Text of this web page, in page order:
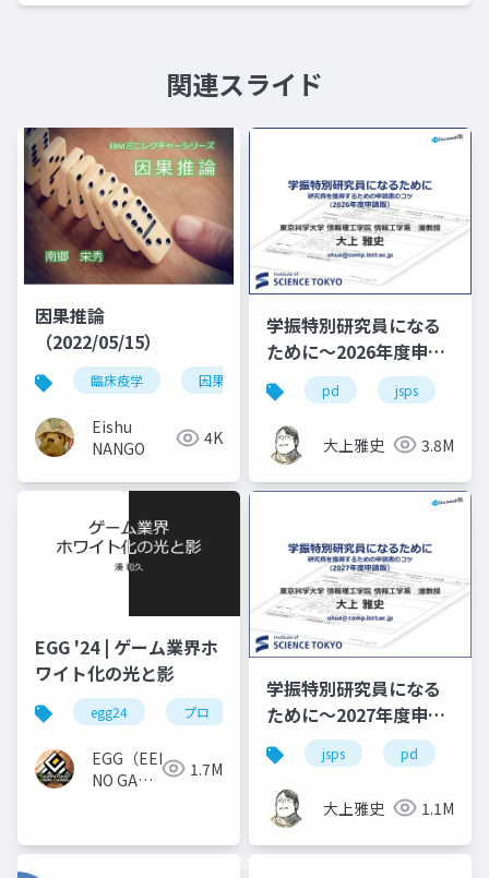
関連スライド
因果推論
（2022/05/15）
臨床疫学 因果推論 因果関係 bradford
Eishu
NANGO
4K
学振特別研究員になる
ために～2026年度申請
版
pd jsps
大上雅史 3.8M
EGG '24 | ゲーム業界ホ
ワイト化の光と影
egg24 プロ
EGG（EEKANJI
NO GAME
1.7M
学振特別研究員になる
ために～2027年度申請
版
jsps pd
大上雅史 1.1M